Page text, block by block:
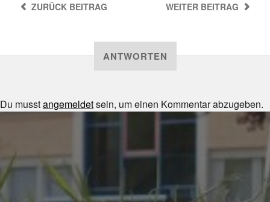
WEITER BEITRAG
ZURÜCKBEITRAG
ANTWORTEN
Du musstangemeldetsein, um einen Kommentar abzugeben.